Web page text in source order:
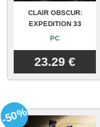
CLAIR OBSCUR:
EXPEDITION 33
PC
23.29 €
-50%